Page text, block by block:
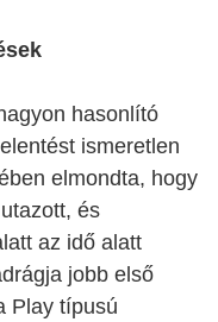
hasonlító
ismeretlen
elmondta, hogy
és
az idő alatt
jobb első
Play típusú